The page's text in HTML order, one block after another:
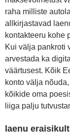
raha milliste
allkirjastavad
kontakteeru kohe
Kui välja pankroti
arvestada ka
väärtusest. Kõik
konto välja
kõikide oma
liiga palju
laenu eraisikult